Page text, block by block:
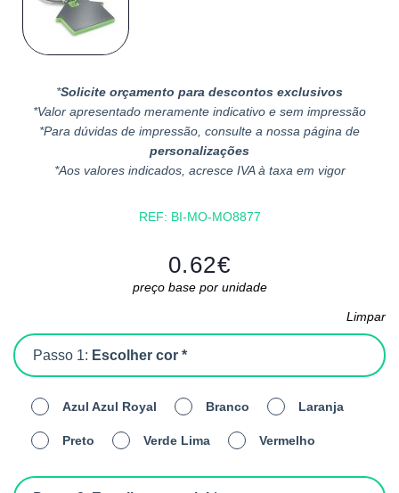
*Solicite orçamento para descontos exclusivos
*Valor apresentado meramente indicativo e sem impressão
*Para dúvidas de impressão, consulte a nossa página de
personalizações
*Aos valores indicados, acresce IVA à taxa em vigor
REF: BI-MO-MO8877
0.62€
preço base por unidade
Passo 1: Escolher cor *
Azul Azul Royal Branco Laranja
Preto Verde Lima Vermelho
Limpar